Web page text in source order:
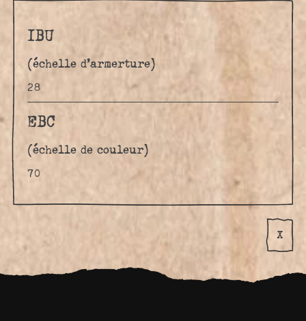
IBU
(échelle d’armerture)
28
EBC
(échelle de couleur)
70
X